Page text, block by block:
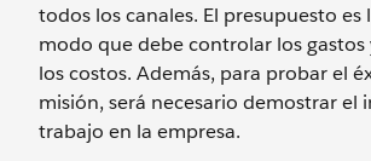
todos los canales. El presupuesto
modo que debe controlar los
los costos. Además, para probar el
misión, será necesario demostrar el
trabajo en la empresa.